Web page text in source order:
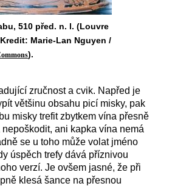
510 před. n. l. (Louvre
Marie-Lan Nguyen /
).
zručnost a cvik. Napřed je
většinu obsahu picí misky, pak
misky trefit zbytkem vína přesně
ani kapka vína nemá
se u toho může volat jméno
úspěch trefy dává příznivou
verzí. Je ovšem jasné, že při
klesá šance na přesnou